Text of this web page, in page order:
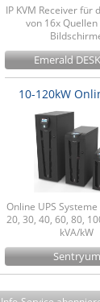
IP KVM Receiver für
von 16x
Emerald
10-120kW
Online UPS
20, 30, 40, 60, 80,
kVA/kW
Sentryum